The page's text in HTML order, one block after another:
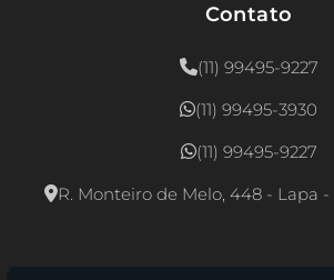
Contato
(11) 99495-9227
(11) 99495-3930
(11) 99495-9227
R. Monteiro de Melo, 448 - Lapa -